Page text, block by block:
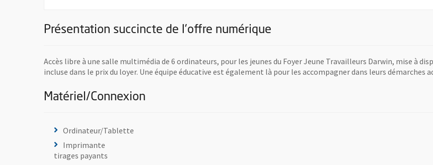
Présentation succincte de l'offre numérique
Accès libre à une salle multimédia de 6 ordinateurs, pour les jeunes du Foyer Jeune Travailleurs Darwin, mise à
incluse dans le prix du loyer. Une équipe éducative est également là pour les accompagner dans leurs
Matériel/Connexion
Ordinateur/Tablette
Imprimante
tirages payants